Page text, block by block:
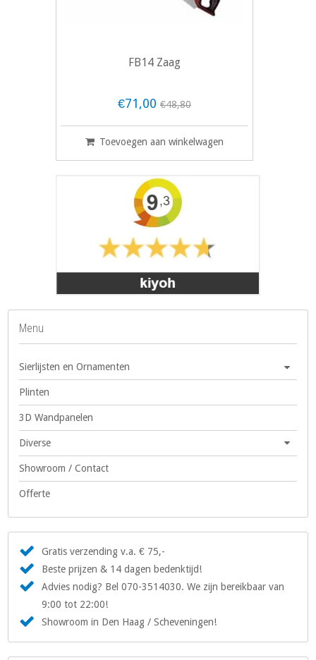
FB14 Zaag
€71,00 €48,80
Toevoegen aan winkelwagen
Menu
Sierlijsten en Ornamenten
Plinten
3D Wandpanelen
Diverse
Showroom / Contact
Offerte
Gratis verzending v.a. € 75,-
Beste prijzen & 14 dagen bedenktijd!
Advies nodig? Bel 070-3514030. We zijn bereikbaar van
9:00 tot 22:00!
Showroom in Den Haag / Scheveningen!